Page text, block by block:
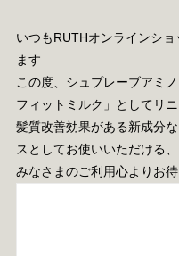
いつもRUTHオンラインシ
ます
この度、シュプレーブアミ
フィットミルク」としてリ
髪質改善効果がある新成分
スとしてお使いいただける
みなさまのご利用心よりお